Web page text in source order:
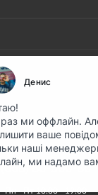
(068) 80-500-80
Пн—Пт 10:00—19:00